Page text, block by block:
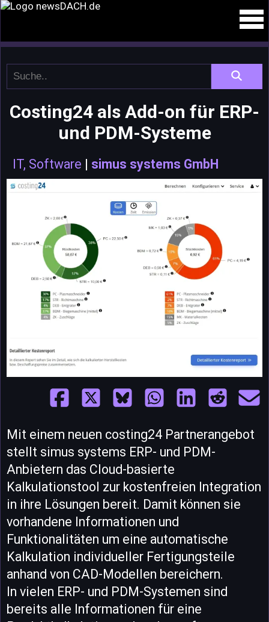
Costing24 als Add-on für ERP-
und PDM-Systeme
IT, Software | simus systems GmbH
Mit einem neuen costing24 Partnerangebot
stellt simus systems ERP- und PDM-
Anbietern das Cloud-basierte
Kalkulationstool zur kostenfreien Integration
in ihre Lösungen bereit. Damit können sie
vorhandene Informationen und
Funktionalitäten um eine automatische
Kalkulation individueller Fertigungsteile
anhand von CAD-Modellen bereichern.
In vielen ERP- und PDM-Systemen sind
bereits alle Informationen für eine